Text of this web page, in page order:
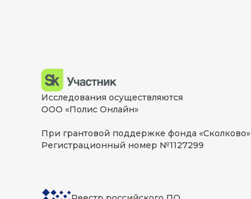
Исследования осуществляются
ООО «Полис Онлайн»
При грантовой поддержке фонда «Сколково»
Регистрационный номер №1127299